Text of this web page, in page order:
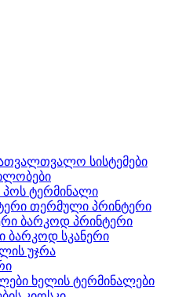
პოს ტერმინალი
თერმული პრინტერი
ბარკოდ პრინტერი
ბარკოდ სკანერი
უჯრა
ხელის ტერმინალები